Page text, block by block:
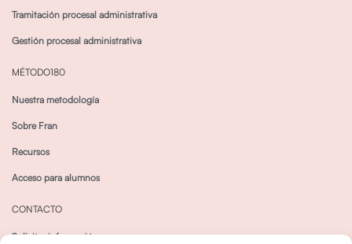
Tramitación procesal administrativa
Gestión procesal administrativa
MÉTODO180
Nuestra metodología
Sobre Fran
Recursos
Acceso para alumnos
CONTACTO
Solicitar información